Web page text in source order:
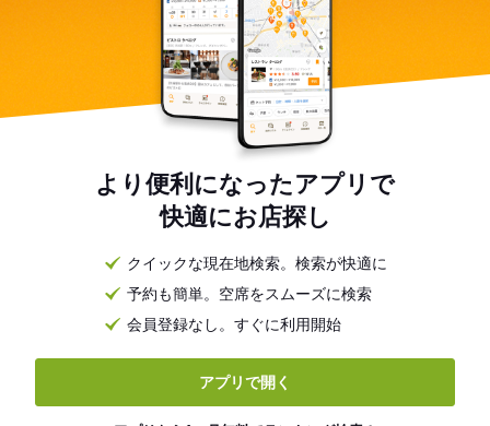
より便利になったアプリで
快適にお店探し
クイックな現在地検索。検索が快適に
予約も簡単。空席をスムーズに検索
会員登録なし。すぐに利用開始
アプリで開く